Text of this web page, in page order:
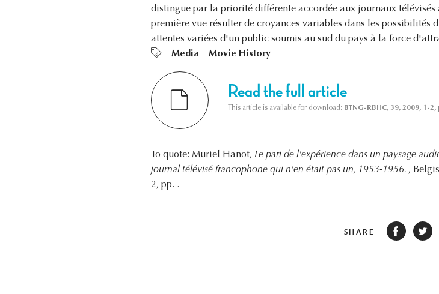
distingue par la priorité différente accordée aux journaux
première vue résulter de croyances variables dans les possibilités
attentes variées d'un public soumis au sud du pays à la force
Media
Movie History
Read the full article
This article is available for download: BTNG-RBHC, 39, 2009, 1-
To quote: Muriel Hanot, Le pari de l'expérience dans un paysage
journal télévisé francophone qui n'en était pas un, 1953-1956. ,
2, pp. .
SHARE